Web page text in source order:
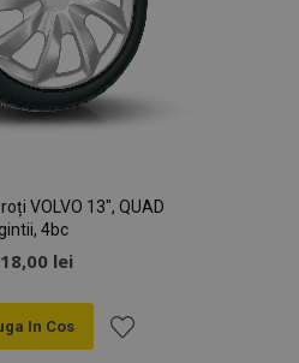
VOLVO 13", QUAD
4bc
lei
In Cos